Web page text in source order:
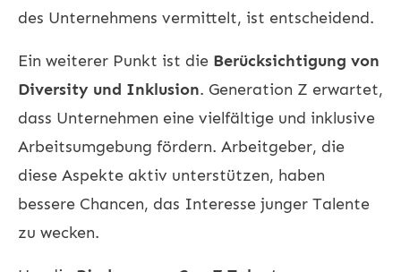
des Unternehmens vermittelt, ist entscheidend.
Ein weiterer Punkt ist die Berücksichtigung von
Diversity und Inklusion. Generation Z erwartet,
dass Unternehmen eine vielfältige und inklusive
Arbeitsumgebung fördern. Arbeitgeber, die
diese Aspekte aktiv unterstützen, haben
bessere Chancen, das Interesse junger Talente
zu wecken.